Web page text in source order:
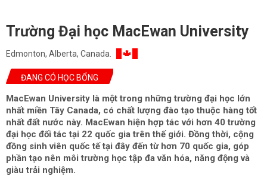
Trường Đại học MacEwan University
Edmonton, Alberta, Canada.
ĐANG CÓ HỌC BỔNG
MacEwan University là một trong những trường đại học lớn
nhất miền Tây Canada, có chất lượng đào tạo thuộc hàng tốt
nhất đất nước này. MacEwan hiện hợp tác với hơn 40 trường
đại học đối tác tại 22 quốc gia trên thế giới. Đồng thời, cộng
đồng sinh viên quốc tế tại đây đến từ hơn 70 quốc gia, góp
phần tạo nên môi trường học tập đa văn hóa, năng động và
giàu trải nghiệm.